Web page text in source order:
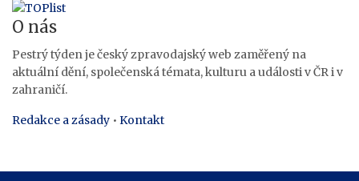
O nás
Pestrý týden je český zpravodajský web zaměřený na
aktuální dění, společenská témata, kulturu a události v ČR i v
zahraničí.
Redakce a zásady • Kontakt